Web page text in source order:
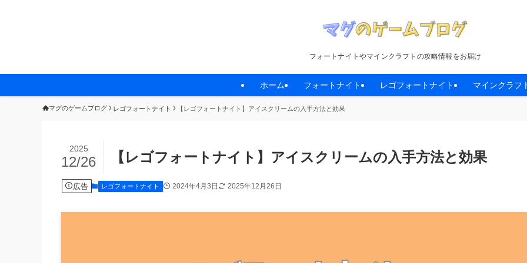
フォートナイトやマインクラフトの攻略情報をお届け
ホーム フォートナイト レゴフォートナイト マインクラフ
マグのゲームブログ レゴフォートナイト 【レゴフォートナイト】アイスクリームの入手方法と効果
【レゴフォートナイト】アイスクリームの入手方法と効果
2025
12/26
広告 レゴフォートナイト 2024年4月3日 2025年12月26日